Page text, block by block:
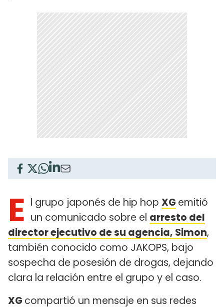
E l grupo japonés de hip hop XG emitió
un comunicado sobre el arresto del
director ejecutivo de su agencia, Simon,
también conocido como JAKOPS, bajo
sospecha de posesión de drogas, dejando
clara la relación entre el grupo y el caso.
XG compartió un mensaje en sus redes